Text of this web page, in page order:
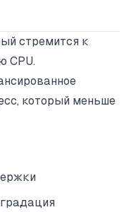
стремится к
CPU.
который меньше